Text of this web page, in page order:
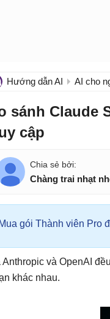
Hướng dẫn AI AI cho
sánh Claude
cập
Chàng trai nhạt
Mua gói Thành viên Pro
Anthropic và OpenAI
khác nhau.